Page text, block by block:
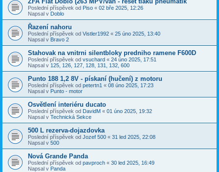
Poslední příspěvek od Piso « 02 bře 2025, 12:26
Napsal v Doblo
Řazení nahoru
Poslední příspěvek od Vistler1992 « 25 úno 2025, 13:40
Napsal v Bravo 2
Stahovak na vnitrni silentbloky predniho ramene F600D
Poslední příspěvek od vsuchard « 24 úno 2025, 17:51
Napsal v 125, 126, 127, 128, 131, 132, 600
Punto 188 1,2 8V - pískaní (hučení) z motoru
Poslední příspěvek od petertn1 « 08 úno 2025, 17:23
Napsal v Punto - motor
Osvětlení interiéru ducato
Poslední příspěvek od DavidM « 01 úno 2025, 19:32
Napsal v Technická Sekce
500 L rezerva-dojazdovka
Poslední příspěvek od Jozef 500 « 31 led 2025, 22:08
Napsal v 500
Nová Grande Panda
Poslední příspěvek od pavproch « 30 led 2025, 16:49
Napsal v Panda